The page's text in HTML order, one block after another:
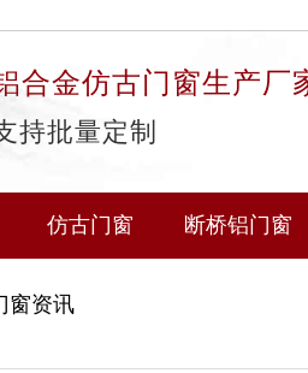
合金仿古门窗生产厂
持批量定制
仿古门窗 断桥铝门窗
窗资讯